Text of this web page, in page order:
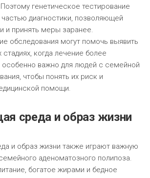
генетическое тестирование
диагностики, позволяющей
и принять меры заранее.
обследования могут помочь выявить
стадиях, когда лечение более
важно для людей с семейной
чтобы понять их риск и
помощи.
среда и образ жизни
и образ жизни также играют важную
аденоматозного полипоза.
богатое жирами и бедное